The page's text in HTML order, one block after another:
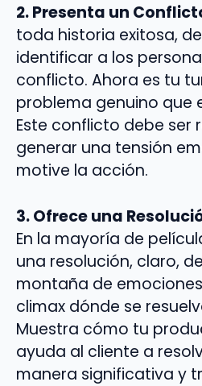
2. Presenta un
toda historia exitosa,
identificar a los
conflicto. Ahora es tu
problema genuino que
Este conflicto debe ser
generar una tensión
motive la acción.
3. Ofrece una
En la mayoría de
una resolución, claro,
montaña de
climax dónde se
Muestra cómo tu
ayuda al cliente a
manera significativa y